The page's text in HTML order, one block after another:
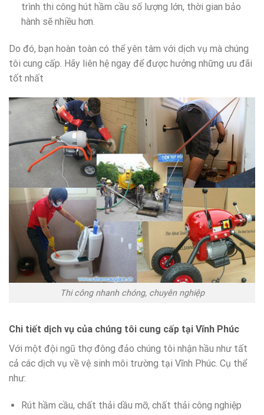
trình thi công hút hầm cầu số lượng lớn, thời gian bảo
hành sẽ nhiều hơn.
Do đó, bạn hoàn toàn có thể yên tâm với dịch vụ mà chúng
tôi cung cấp. Hãy liên hệ ngay để được hưởng những ưu đãi
tốt nhất
Thi công nhanh chóng, chuyên nghiệp
Chi tiết dịch vụ của chúng tôi cung cấp tại Vĩnh Phúc
Với một đội ngũ thợ đông đảo chúng tôi nhận hầu như tất
cả các dịch vụ về vệ sinh môi trường tại Vĩnh Phúc. Cụ thể
như:
Rút hầm cầu, chất thải dầu mỡ, chất thải công nghiệp